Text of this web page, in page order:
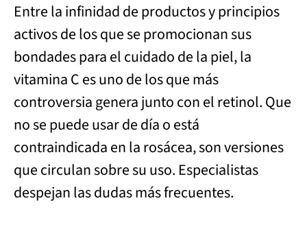
Entre la infinidad de productos y principios
activos de los que se promocionan sus
bondades para el cuidado de la piel, la
vitamina C es uno de los que más
controversia genera junto con el retinol. Que
no se puede usar de día o está
contraindicada en la rosácea, son versiones
que circulan sobre su uso. Especialistas
despejan las dudas más frecuentes.